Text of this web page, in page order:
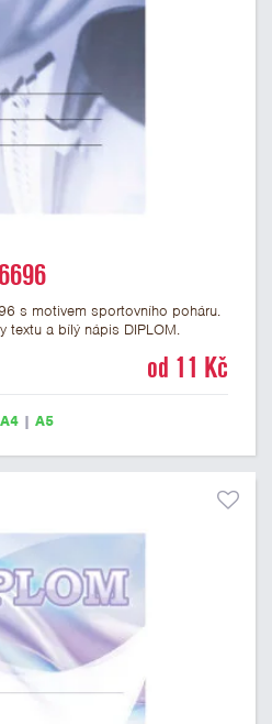
s motivem sportovního poháru.
textu a bílý nápis DIPLOM.
pro většinu soutěží, ke kterým by
od 11 Kč
A4| A5